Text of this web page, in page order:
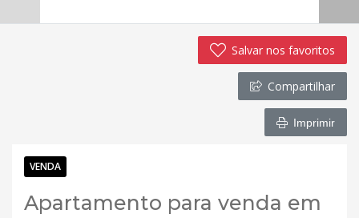
Salvar nos favoritos
Compartilhar
Imprimir
VENDA
Apartamento para venda em